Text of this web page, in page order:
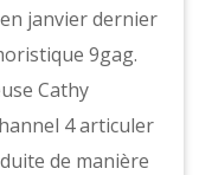
janvier dernier
9gag.
Cathy
4 articuler
de manière